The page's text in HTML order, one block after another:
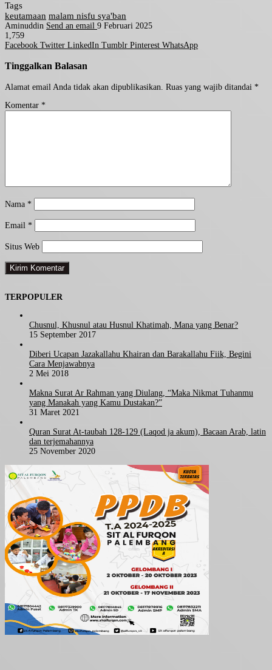
Tags
keutamaan malam nisfu sya'ban
Aminuddin Send an email 9 Februari 2025
1,759
Facebook Twitter LinkedIn Tumblr Pinterest WhatsApp
Tinggalkan Balasan
Alamat email Anda tidak akan dipublikasikan. Ruas yang wajib ditandai *
Komentar *
Nama *
Email *
Situs Web
TERPOPULER
Chusnul, Khusnul atau Husnul Khatimah, Mana yang Benar?
15 September 2017
Diberi Ucapan Jazakallahu Khairan dan Barakallahu Fiik, Begini
Cara Menjawabnya
2 Mei 2018
Makna Surat Ar Rahman yang Diulang, “Maka Nikmat Tuhanmu
yang Manakah yang Kamu Dustakan?”
31 Maret 2021
Quran Surat At-taubah 128-129 (Laqod ja akum), Bacaan Arab, latin
dan terjemahannya
25 November 2020